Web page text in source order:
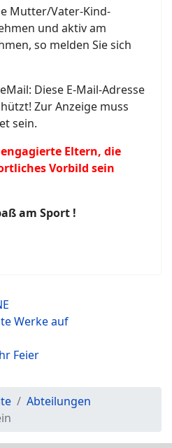
Mutter/Vater-Kind-
und aktiv am
so melden Sie sich
Diese E-Mail-Adresse
Zur Anzeige muss
sein.
Eltern, die
Vorbild sein
am Sport !
Werke auf
Feier
Abteilungen